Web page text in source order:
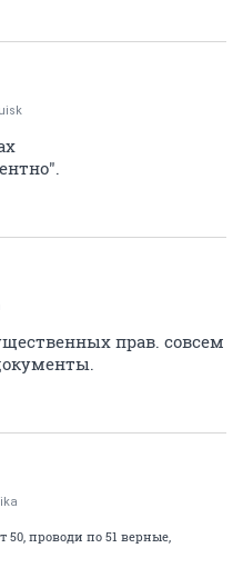
прав. совсем
50, проводи по 51 верные,